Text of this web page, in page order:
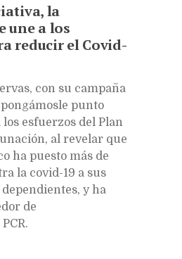
la
une a los
reducir el Covid-
con su campaña
punto
los esfuerzos del Plan
al revelar que
ha puesto más de
la covid-19 a sus
y ha
de